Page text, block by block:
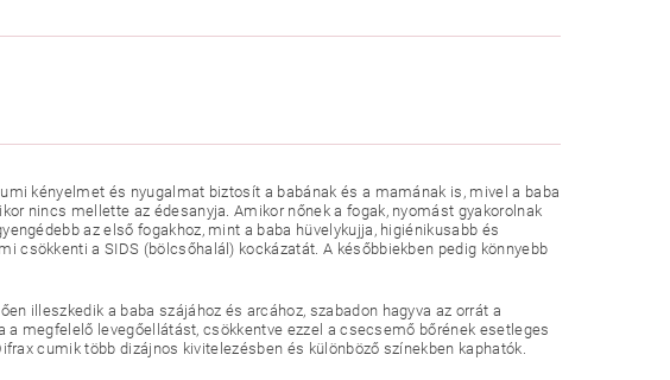
kényelmet és nyugalmat biztosít a babának és a mamának is, mivel a baba
nincs mellette az édesanyja. Amikor nőnek a fogak, nyomást gyakorolnak
az első fogakhoz, mint a baba hüvelykujja, higiénikusabb és
csökkenti a SIDS (bölcsőhalál) kockázatát. A későbbiekben pedig könnyebb
illeszkedik a baba szájához és arcához, szabadon hagyva az orrát a
megfelelő levegőellátást, csökkentve ezzel a csecsemő bőrének esetleges
cumik több dizájnos kivitelezésben és különböző színekben kaphatók.